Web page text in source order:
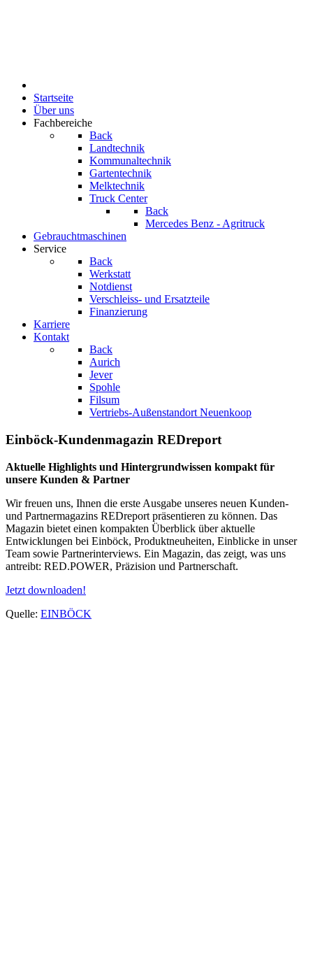
Startseite
Über uns
Fachbereiche
Back
Landtechnik
Kommunaltechnik
Gartentechnik
Melktechnik
Truck Center
Back
Mercedes Benz - Agritruck
Gebrauchtmaschinen
Service
Back
Werkstatt
Notdienst
Verschleiss- und Ersatzteile
Finanzierung
Karriere
Kontakt
Back
Aurich
Jever
Spohle
Filsum
Vertriebs-Außenstandort Neuenkoop
Einböck-Kundenmagazin REDreport
Aktuelle Highlights und Hintergrundwissen kompakt für
unsere Kunden & Partner
Wir freuen uns, Ihnen die erste Ausgabe unseres neuen Kunden-
und Partnermagazins REDreport präsentieren zu können. Das
Magazin bietet einen kompakten Überblick über aktuelle
Entwicklungen bei Einböck, Produktneuheiten, Einblicke in unser
Team sowie Partnerinterviews. Ein Magazin, das zeigt, was uns
antreibt: RED.POWER, Präzision und Partnerschaft.
Jetzt downloaden!
Quelle: EINBÖCK